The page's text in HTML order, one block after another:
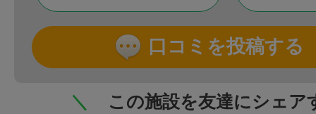
口コミを投稿する
＼ この施設を友達にシェア